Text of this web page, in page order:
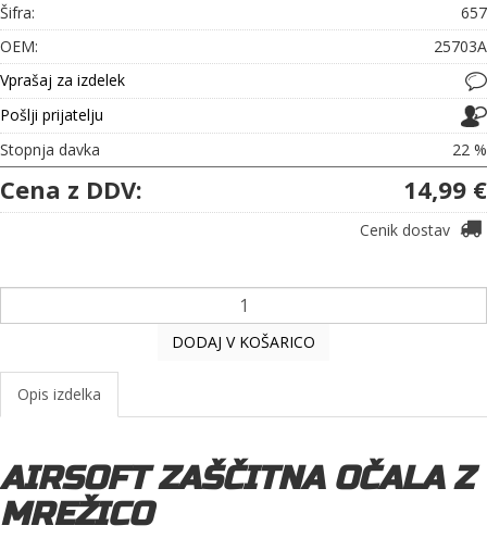
Šifra:
657
OEM:
25703A
Vprašaj za izdelek
Pošlji prijatelju
Stopnja davka
22 %
Cena z DDV: 14,99 €
Cenik dostav
DODAJ V KOŠARICO
Opis izdelka
AIRSOFT ZAŠČITNA OČALA Z
MREŽICO